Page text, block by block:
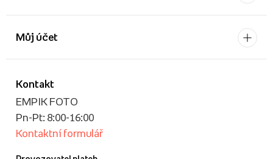
Kontakt
EMPIK FOTO
Pn-Pt: 8:00-16:00
Kontaktní formulář
Můj účet